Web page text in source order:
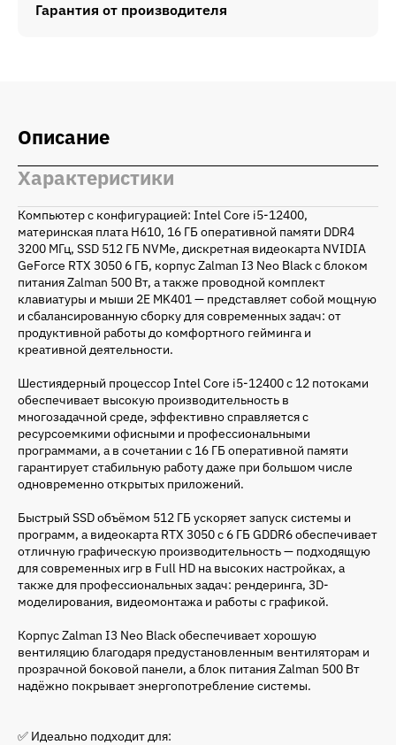
Гарантия от производителя
Описание
Характеристики
Компьютер с конфигурацией: Intel Core i5-12400,
материнская плата H610, 16 ГБ оперативной памяти DDR4
3200 МГц, SSD 512 ГБ NVMe, дискретная видеокарта NVIDIA
GeForce RTX 3050 6 ГБ, корпус Zalman I3 Neo Black с блоком
питания Zalman 500 Вт, а также проводной комплект
клавиатуры и мыши 2E MK401 — представляет собой мощную
и сбалансированную сборку для современных задач: от
продуктивной работы до комфортного гейминга и
креативной деятельности.
Шестиядерный процессор Intel Core i5-12400 с 12 потоками
обеспечивает высокую производительность в
многозадачной среде, эффективно справляется с
ресурсоемкими офисными и профессиональными
программами, а в сочетании с 16 ГБ оперативной памяти
гарантирует стабильную работу даже при большом числе
одновременно открытых приложений.
Быстрый SSD объёмом 512 ГБ ускоряет запуск системы и
программ, а видеокарта RTX 3050 с 6 ГБ GDDR6 обеспечивает
отличную графическую производительность — подходящую
для современных игр в Full HD на высоких настройках, а
также для профессиональных задач: рендеринга, 3D-
моделирования, видеомонтажа и работы с графикой.
Корпус Zalman I3 Neo Black обеспечивает хорошую
вентиляцию благодаря предустановленным вентиляторам и
прозрачной боковой панели, а блок питания Zalman 500 Вт
надёжно покрывает энергопотребление системы.
✅ Идеально подходит для: